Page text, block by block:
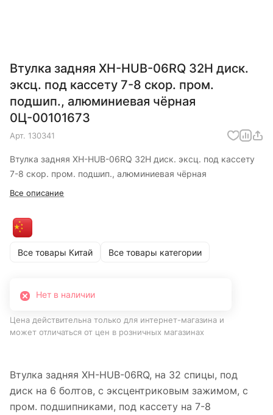
Втулка задняя XH-HUB-06RQ 32Н диск.
эксц. под кассету 7-8 скор. пром.
подшип., алюминиевая чёрная
0Ц-00101673
Арт. 130341
Втулка задняя XH-HUB-06RQ 32Н диск. эксц. под кассету
7-8 скор. пром. подшип., алюминиевая чёрная
Все описание
Все товары Китай Все товары категории
Нет в наличии
Цена действительна только для интернет-магазина и
может отличаться от цен в розничных магазинах
Втулка задняя XH-HUB-06RQ, на 32 спицы, под
диск на 6 болтов, с эксцентриковым зажимом, с
пром. подшипниками, под кассету на 7-8